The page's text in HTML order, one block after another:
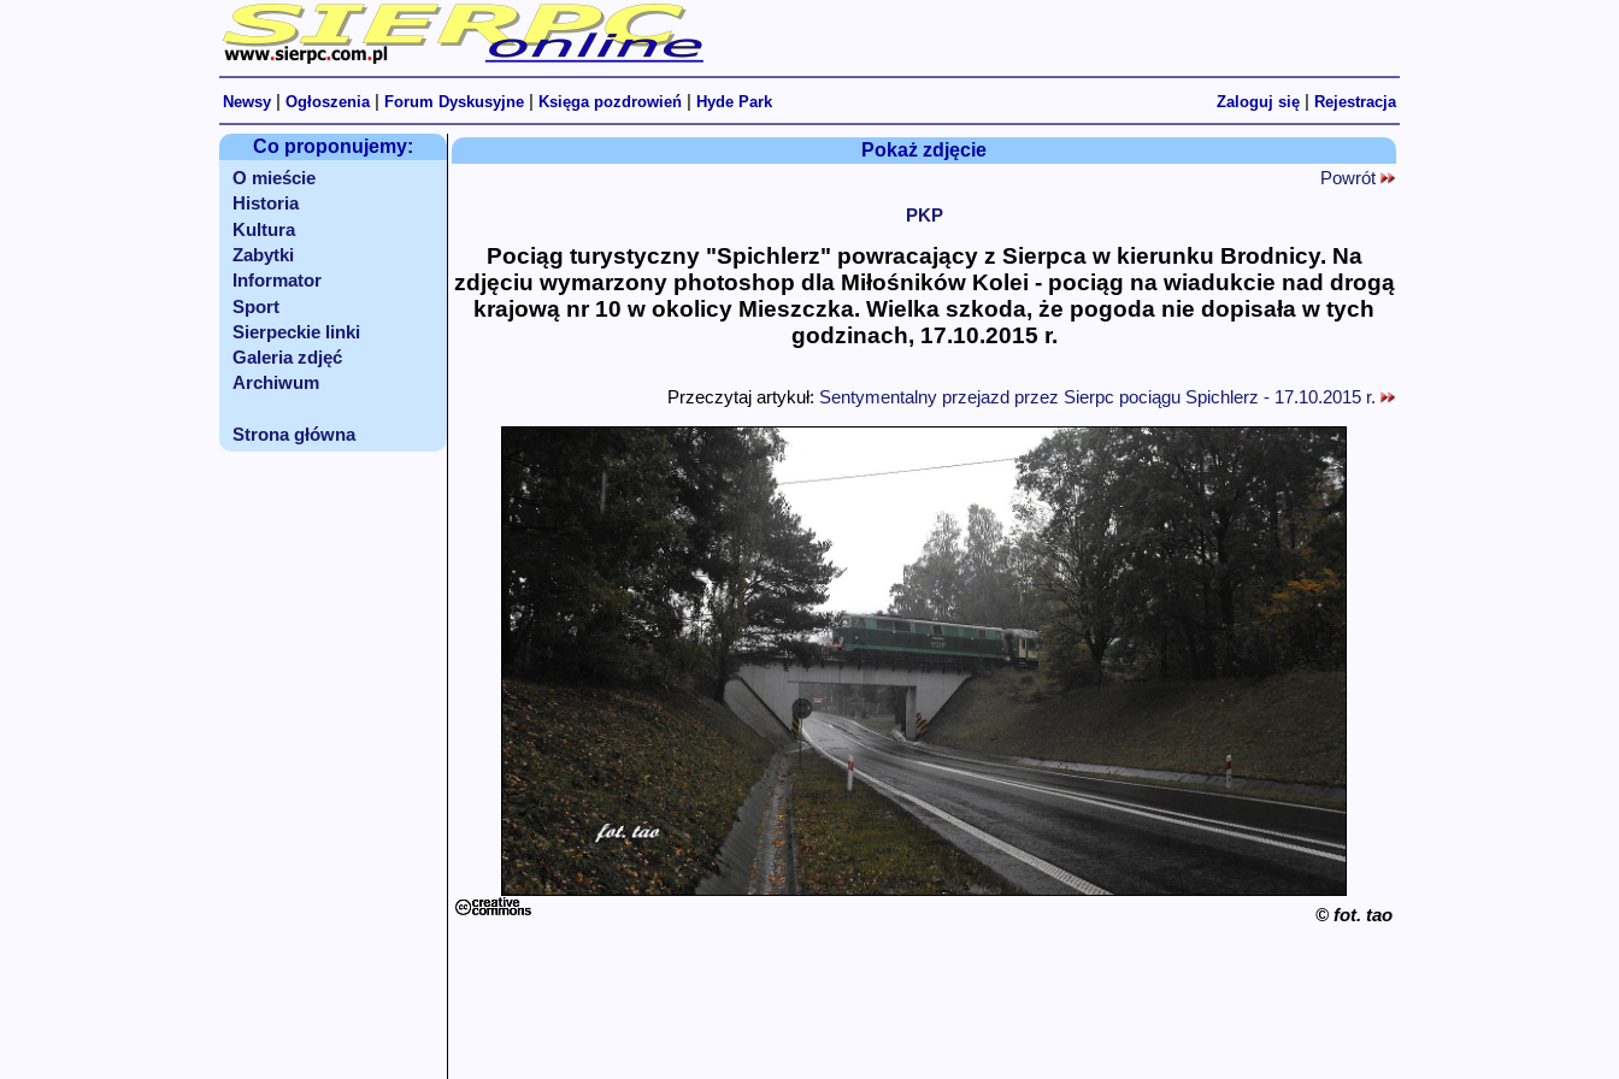
Newsy Ogłoszenia Forum Dyskusyjne Księga pozdrowień Hyde Park Zaloguj się Rejestracja
Co proponujemy:
O mieście
Historia
Kultura
Zabytki
Informator
Sport
Sierpeckie linki
Galeria zdjęć
Archiwum
Strona główna
Pokaż zdjęcie
Powrót
PKP
Pociąg turystyczny "Spichlerz" powracający z Sierpca w kierunku Brodnicy. Na
zdjęciu wymarzony photoshop dla Miłośników Kolei - pociąg na wiadukcie nad drogą
krajową nr 10 w okolicy Mieszczka. Wielka szkoda, że pogoda nie dopisała w tych
godzinach, 17.10.2015 r.
Przeczytaj artykuł: Sentymentalny przejazd przez Sierpc pociągu Spichlerz - 17.10.2015 r.
© fot. tao